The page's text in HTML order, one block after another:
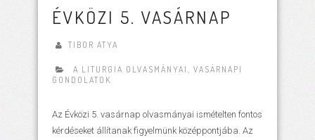
ÉVKÖZI 5. VASÁRNAP
TIBOR ATYA
A LITURGIA OLVASMÁNYAI
VASÁRNAPI
GONDOLATOK
Az Évközi 5. vasárnap olvasmányai ismételten fontos
kérdéseket állítanak figyelmünk középpontjába. Az